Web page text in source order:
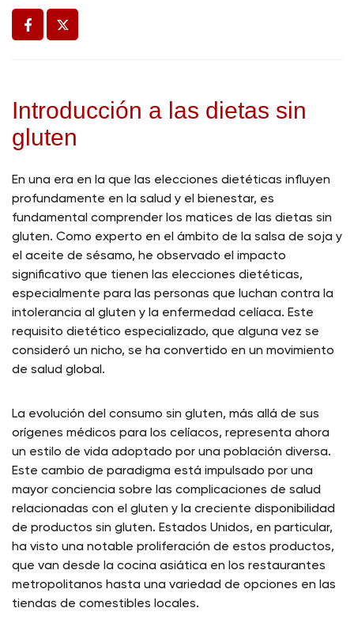
Introducción a las dietas sin
gluten
En una era en la que las elecciones dietéticas influyen
profundamente en la salud y el bienestar, es
fundamental comprender los matices de las dietas sin
gluten. Como experto en el ámbito de la salsa de soja y
el aceite de sésamo, he observado el impacto
significativo que tienen las elecciones dietéticas,
especialmente para las personas que luchan contra la
intolerancia al gluten y la enfermedad celíaca. Este
requisito dietético especializado, que alguna vez se
consideró un nicho, se ha convertido en un movimiento
de salud global.
La evolución del consumo sin gluten, más allá de sus
orígenes médicos para los celíacos, representa ahora
un estilo de vida adoptado por una población diversa.
Este cambio de paradigma está impulsado por una
mayor conciencia sobre las complicaciones de salud
relacionadas con el gluten y la creciente disponibilidad
de productos sin gluten. Estados Unidos, en particular,
ha visto una notable proliferación de estos productos,
que van desde la cocina asiática en los restaurantes
metropolitanos hasta una variedad de opciones en las
tiendas de comestibles locales.